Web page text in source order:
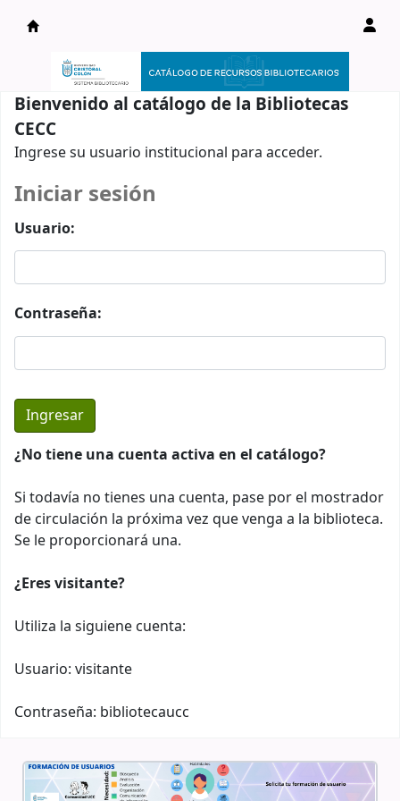
Catálogo en línea
Bienvenido al catálogo de la Bibliotecas
CECC
Ingrese su usuario institucional para acceder.
Iniciar sesión
Usuario:
Contraseña:
¿No tiene una cuenta activa en el catálogo?
Si todavía no tienes una cuenta, pase por el mostrador
de circulación la próxima vez que venga a la biblioteca.
Se le proporcionará una.
¿Eres visitante?
Utiliza la siguiene cuenta:
Usuario: visitante
Contraseña: bibliotecaucc